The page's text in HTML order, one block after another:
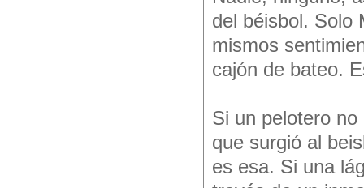
del béisbol. Solo
mismos
cajón de bateo.
Si un pelotero
que surgió al
es esa. Si una